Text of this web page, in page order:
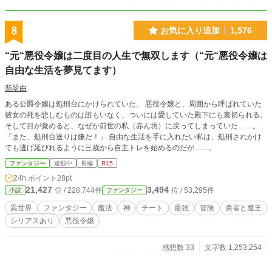
8 お気に入り追加 1,576
“元“悪役令嬢は二度目の人生で無双します（“元“悪役令嬢は
自由な生活を夢見てます）
翡翠由
ある公爵令嬢は処刑台にかけられていた。 悪役令嬢と、周囲から呼ばれていた
彼女の死を悲しむものは誰もいなく、ついには愛していた殿下にも裏切られる。
そして目が覚めると、なぜか前世の私（赤ん坊）に戻ってしまっていた……。
「また、処刑台送りは嫌だ！」 自由な生活を手に入れたい私は、処刑されかけ
ても逃げ延びれるように三歳から自主トレを始めるのだが……。
ファンタジー 連載中 長編 R15
24h.ポイント 28pt
小説 21,427 位 / 228,744件 ファンタジー 3,494 位 / 53,295件
異世界 ファンタジー 魔法 神 チート 最強 冒険
勇者と魔王
シリアスあり
悪役令嬢
感想数 33
文字数 1,253,254